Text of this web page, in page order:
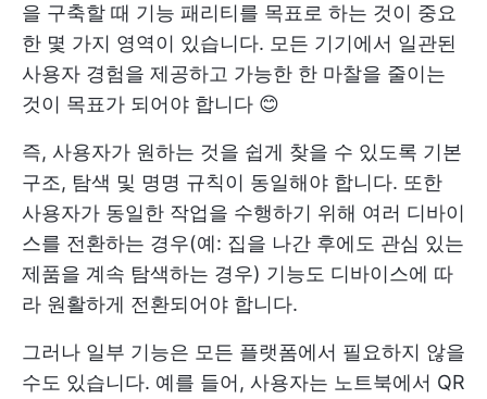
을 구축할 때 기능 패리티를 목표로 하는 것이 중요
한 몇 가지 영역이 있습니다. 모든 기기에서 일관된
사용자 경험을 제공하고 가능한 한 마찰을 줄이는
것이 목표가 되어야 합니다 😊
즉, 사용자가 원하는 것을 쉽게 찾을 수 있도록 기본
구조, 탐색 및 명명 규칙이 동일해야 합니다. 또한
사용자가 동일한 작업을 수행하기 위해 여러 디바이
스를 전환하는 경우(예: 집을 나간 후에도 관심 있는
제품을 계속 탐색하는 경우) 기능도 디바이스에 따
라 원활하게 전환되어야 합니다.
그러나 일부 기능은 모든 플랫폼에서 필요하지 않을
수도 있습니다. 예를 들어, 사용자는 노트북에서 QR